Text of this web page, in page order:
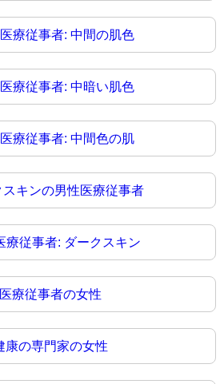
療従事者: 中間の肌色
療従事者: 中暗い肌色
療従事者: 中間色の肌
スキンの男性医療従事者
療従事者: ダークスキン
医療従事者の女性
康の専門家の女性